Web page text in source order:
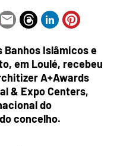
Islâmicos e
em Loulé, recebeu
A+Awards
& Expo Centers,
do
concelho.